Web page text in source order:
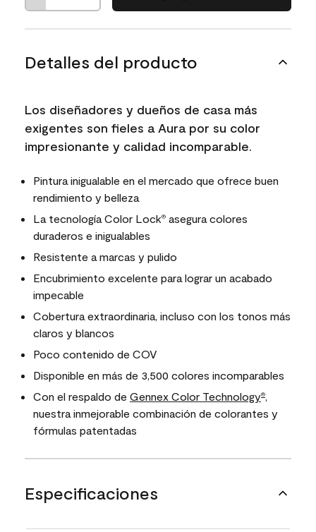
Detalles del producto
Los diseñadores y dueños de casa más
exigentes son fieles a Aura por su color
impresionante y calidad incomparable.
Pintura inigualable en el mercado que ofrece buen
rendimiento y belleza
La tecnología Color Lock® asegura colores
duraderos e inigualables
Resistente a marcas y pulido
Encubrimiento excelente para lograr un acabado
impecable
Cobertura extraordinaria, incluso con los tonos más
claros y blancos
Poco contenido de COV
Disponible en más de 3,500 colores incomparables
Con el respaldo de Gennex Color Technology®,
nuestra inmejorable combinación de colorantes y
fórmulas patentadas
Especificaciones